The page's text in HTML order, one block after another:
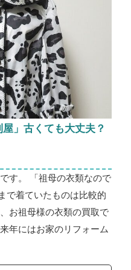
」古くても大丈夫？
す。 「祖母の衣類なので
で着ていたものは比較的
お祖母様の衣類の買取で
年にはお家のリフォーム